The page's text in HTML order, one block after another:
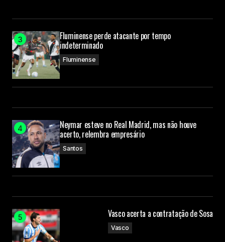
Fluminense perde atacante por tempo
indeterminado
Fluminense
Neymar esteve no Real Madrid, mas não houve
acerto, relembra empresário
Santos
Vasco acerta a contratação de Sosa
Vasco